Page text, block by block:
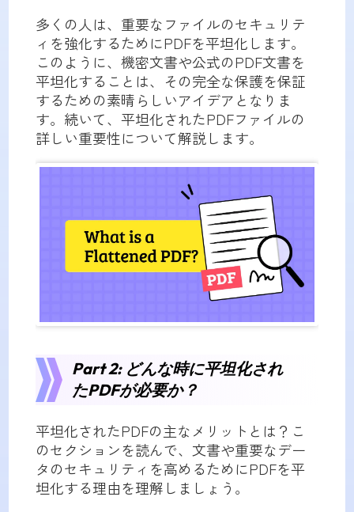
多くの人は、重要なファイルのセキュリテ
ィを強化するためにPDFを平坦化します。
このように、機密文書や公式のPDF文書を
平坦化することは、その完全な保護を保証
するための素晴らしいアイデアとなりま
す。続いて、平坦化されたPDFファイルの
詳しい重要性について解説します。
Part 2: どんな時に平坦化され
たPDFが必要か？
平坦化されたPDFの主なメリットとは？こ
のセクションを読んで、文書や重要なデー
タのセキュリティを高めるためにPDFを平
坦化する理由を理解しましょう。